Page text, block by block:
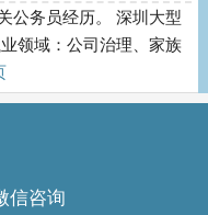
公务员经历。 深圳大型
领域：公司治理、家族